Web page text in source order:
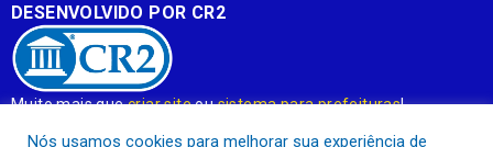
DESENVOLVIDO POR CR2
Muito mais quecriar siteousistema para prefeituras!
Nós usamos cookies para melhorar sua experiência de